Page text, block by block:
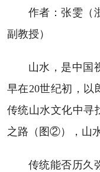
作者：张雯（
副教授）
山水，是中国
早在20世纪初，以
传统山水文化中寻
之路（图②），山
传统能否历久